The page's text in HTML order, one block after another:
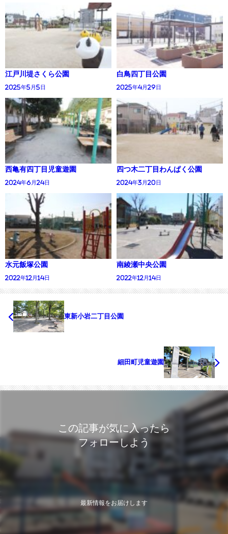
江戸川堤さくら公園
2025年5月5日
白鳥四丁目公園
2025年4月29日
西亀有四丁目児童遊園
2024年6月24日
四つ木二丁目わんぱく公園
2024年3月20日
水元飯塚公園
2022年12月14日
南綾瀬中央公園
2022年12月14日
東新小岩二丁目公園
細田町児童遊園
この記事が気に入ったら
フォローしよう
最新情報をお届けします